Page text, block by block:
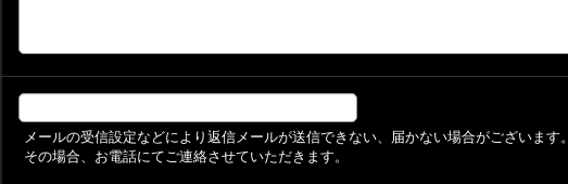
メールの受信設定などにより返信メールが送信できない、届かない場合がございます。
その場合、お電話にてご連絡させていただきます。